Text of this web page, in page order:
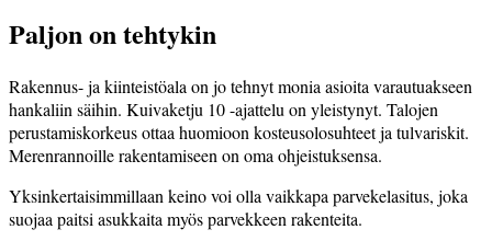
Paljon on tehtykin
Rakennus- ja kiinteistöala on jo tehnyt monia asioita varautuakseen
hankaliin säihin. Kuivaketju 10 -ajattelu on yleistynyt. Talojen
perustamiskorkeus ottaa huomioon kosteusolosuhteet ja tulvariskit.
Merenrannoille rakentamiseen on oma ohjeistuksensa.
Yksinkertaisimmillaan keino voi olla vaikkapa parvekelasitus, joka
suojaa paitsi asukkaita myös parvekkeen rakenteita.